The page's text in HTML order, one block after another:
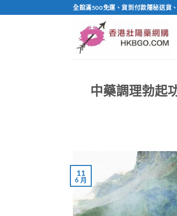
to
全館滿500免運、貨到付款隱秘送貨
中藥調理勃起
11
6 月